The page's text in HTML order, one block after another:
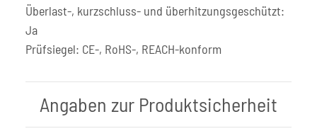
Überlast-, kurzschluss- und überhitzungsgeschützt:
Ja
Prüfsiegel: CE-, RoHS-, REACH-konform
Angaben zur Produktsicherheit